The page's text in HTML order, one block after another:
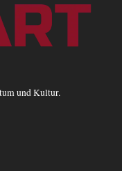
und Kultur.